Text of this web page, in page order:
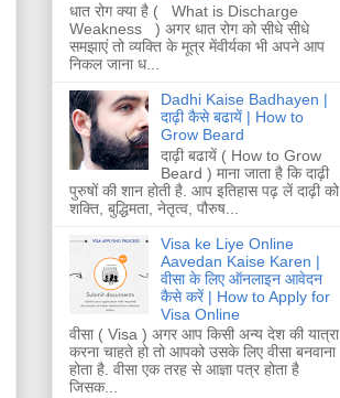
धात रोग क्या है ( What is Discharge
Weakness ) अगर धात रोग को सीधे सीधे
समझाएं तो व्यक्ति के मूत्र मेंवीर्यका भी अपने आप
निकल जाना ध...
Dadhi Kaise Badhayen |
दाढ़ी कैसे बढायें | How to
Grow Beard
दाढ़ी बढायें ( How to Grow
Beard ) माना जाता है कि दाढ़ी
पुरुषों की शान होती है. आप इतिहास पढ़ लें दाढ़ी को
शक्ति, बुद्धिमता, नेतृत्व, पौरुष...
Visa ke Liye Online
Aavedan Kaise Karen |
वीसा के लिए ऑनलाइन आवेदन
कैसे करें | How to Apply for
Visa Online
वीसा ( Visa ) अगर आप किसी अन्य देश की यात्रा
करना चाहते हो तो आपको उसके लिए वीसा बनवाना
होता है. वीसा एक तरह से आज्ञा पत्र होता है
जिसक...